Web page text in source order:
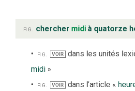
fig. chercher midi à quatorze
fig. VOIR dans les unités
midi »
fig.
VOIR dans l’article «